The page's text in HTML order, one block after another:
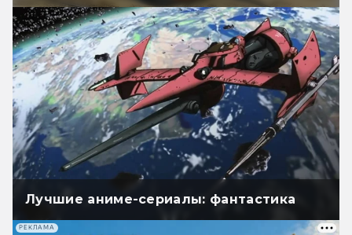
Лучшие аниме-сериалы: фантастика
РЕКЛАМА